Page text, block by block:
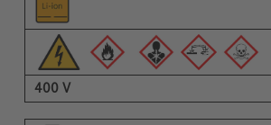
400 V